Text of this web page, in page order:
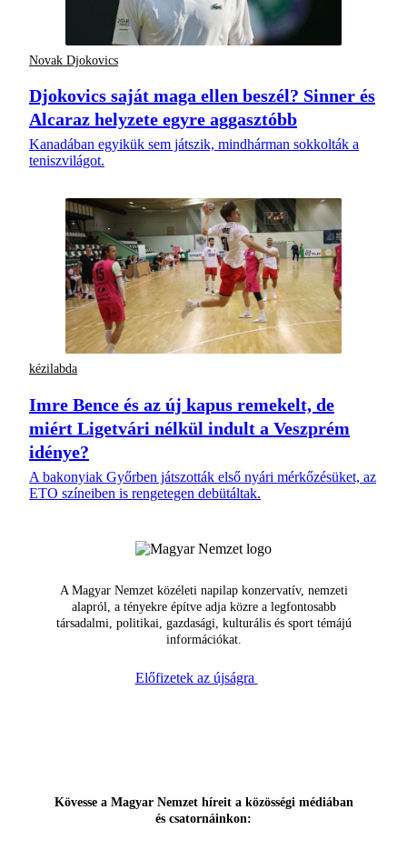
Novak Djokovics
Djokovics saját maga ellen beszél? Sinner és
Alcaraz helyzete egyre aggasztóbb
Kanadában egyikük sem játszik, mindhárman sokkolták a
teniszvilágot.
kézilabda
Imre Bence és az új kapus remekelt, de
miért Ligetvári nélkül indult a Veszprém
idénye?
A bakonyiak Győrben játszották első nyári mérkőzésüket, az
ETO színeiben is rengetegen debütáltak.
A Magyar Nemzet közéleti napilap konzervatív, nemzeti
alapról, a tényekre építve adja közre a legfontosabb
társadalmi, politikai, gazdasági, kulturális és sport témájú
információkat.
Előfizetek az újságra
Kövesse a Magyar Nemzet híreit a közösségi médiában
és csatornáinkon: